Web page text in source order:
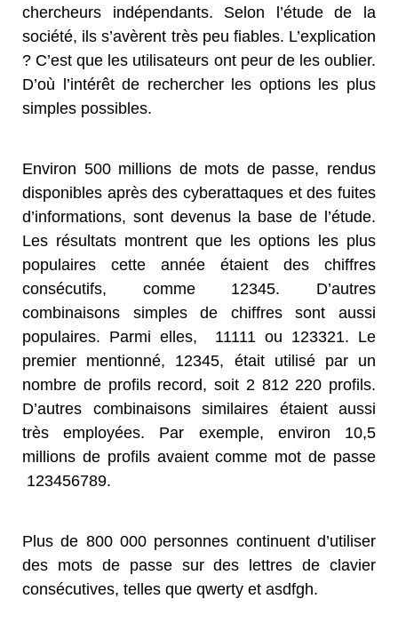
chercheurs indépendants. Selon l’étude de la
société, ils s’avèrent très peu fiables. L’explication
? C’est que les utilisateurs ont peur de les oublier.
D’où l’intérêt de rechercher les options les plus
simples possibles.
Environ 500 millions de mots de passe, rendus
disponibles après des cyberattaques et des fuites
d’informations, sont devenus la base de l’étude.
Les résultats montrent que les options les plus
populaires cette année étaient des chiffres
consécutifs, comme 12345. D’autres
combinaisons simples de chiffres sont aussi
populaires. Parmi elles, 11111 ou 123321. Le
premier mentionné, 12345, était utilisé par un
nombre de profils record, soit 2 812 220 profils.
D’autres combinaisons similaires étaient aussi
très employées. Par exemple, environ 10,5
millions de profils avaient comme mot de passe
123456789.
Plus de 800 000 personnes continuent d’utiliser
des mots de passe sur des lettres de clavier
consécutives, telles que qwerty et asdfgh.